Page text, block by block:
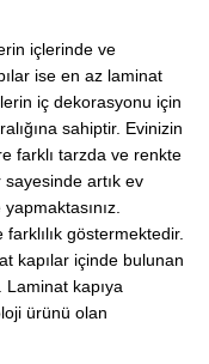
içlerinde ve
ise en az laminat
iç dekorasyonu için
sahiptir. Evinizin
farklı tarzda ve renkte
sayesinde artık ev
göstermektedir.
kapılar içinde bulunan
Laminat kapıya
ürünü olan